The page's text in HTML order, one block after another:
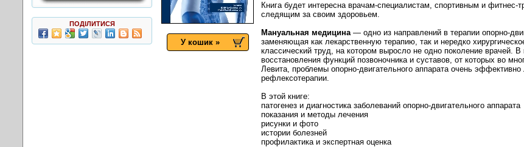
ПОДІЛИТИСЯ
У кошик »
Книга будет интересна врачам-специалистам, спортивным и
следящим за своим здоровьем.
Мануальная медицина— одно из направлений в терапии опорно-
заменяющая как лекарственную терапию, так и нередко
классический труд, на котором выросло не одно поколение врачей.
восстановления функций позвоночника и суставов, от которых во
Левита, проблемы опорно-двигательного аппарата очень
рефлексотерапии.
В этой книге:
патогенез и диагностика заболеваний опорно-двигательного аппарата
показания и методы лечения
рисунки и фото
истории болезней
профилактика и экспертная оценка